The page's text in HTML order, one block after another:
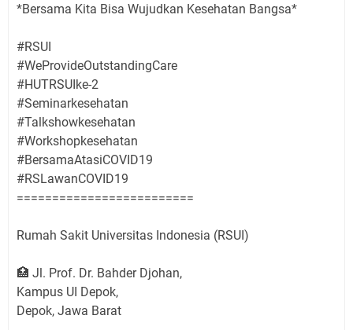
*Bersama Kita Bisa Wujudkan Kesehatan Bangsa*
#RSUI
#WeProvideOutstandingCare
#HUTRSUIke-2
#Seminarkesehatan
#Talkshowkesehatan
#Workshopkesehatan
#BersamaAtasiCOVID19
#RSLawanCOVID19
⁣=========================⁣⁣⁣⁣⁣⁣
Rumah Sakit Universitas Indonesia (RSUI)⁣⁣⁣⁣⁣⁣
🏥 Jl. Prof. Dr. Bahder Djohan, ⁣⁣⁣⁣⁣⁣
Kampus UI Depok, ⁣⁣⁣⁣⁣⁣
Depok, Jawa Barat⁣⁣⁣⁣⁣⁣